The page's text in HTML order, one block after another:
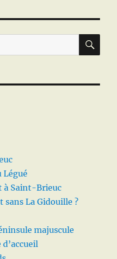
Légué
à Saint-Brieuc
sans La Gidouille ?
majuscule